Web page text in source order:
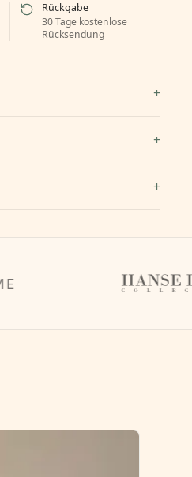
Rückgabe
30 Tage kostenlose
Rücksendung